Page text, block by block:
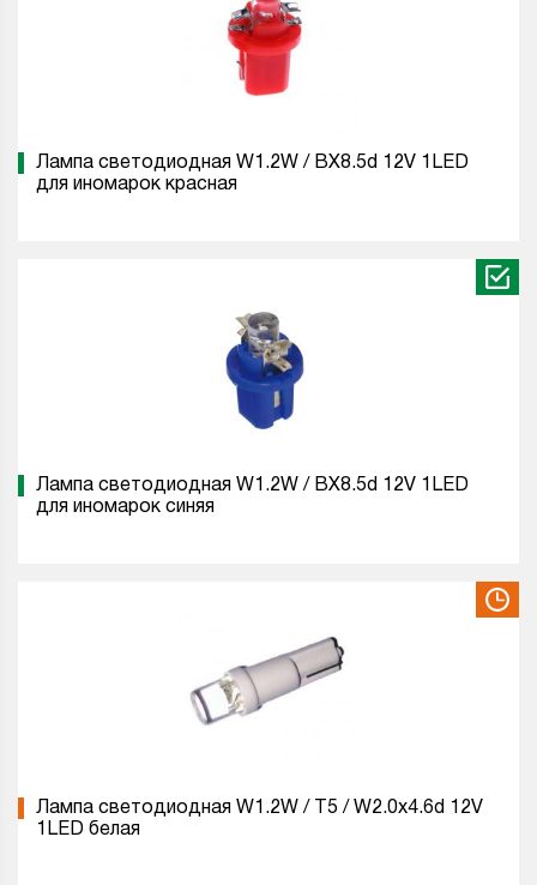
Лампа светодиодная W1.2W / BX8.5d 12V 1LED
для иномарок красная
Лампа светодиодная W1.2W / BX8.5d 12V 1LED
для иномарок синяя
Лампа светодиодная W1.2W / T5 / W2.0x4.6d 12V
1LED белая